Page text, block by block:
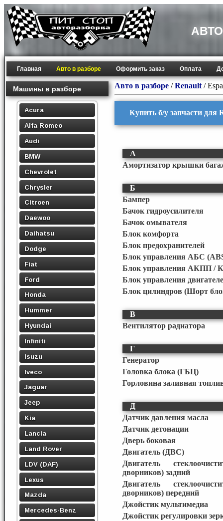
Главная Авто в разборе Оформить заказ Оплата
Машины в разборе
Acura
Alfa Romeo
Audi
BMW
Chevrolet
Chrysler
Citroen
Daewoo
Daihatsu
Dodge
Fiat
Ford
Honda
Hummer
Hyundai
Infiniti
Isuzu
Iveco
Jaguar
Jeep
Kia
Lancia
Land Rover
LDV (DAF)
Lexus
Mazda
Mercedes-Benz
Авто в разборе /Renault /
Купить б/у запчасти для
А
Амортизатор крышки
Б
Бампер
Бачок гидроусилителя
Бачок омывателя
Блок комфорта
Блок предохранителей
Блок управления АБС
Блок управления АКПП /
Блок управления
Блок цилиндров (Шорт
В
Вентилятор радиатора
Г
Генератор
Головка блока (ГБЦ)
Горловина заливная
Д
Датчик давления масла
Датчик детонации
Дверь боковая
Двигатель (ДВС)
Двигатель
дворников) задний
Двигатель
дворников) передний
Джойстик мультимедиа
Джойстик регулировки